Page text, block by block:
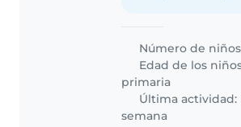
Número de
Edad de los
primaria
Última actividad:
semana